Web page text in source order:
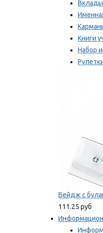
Книги
Набор
Бейдж с
111.25 руб